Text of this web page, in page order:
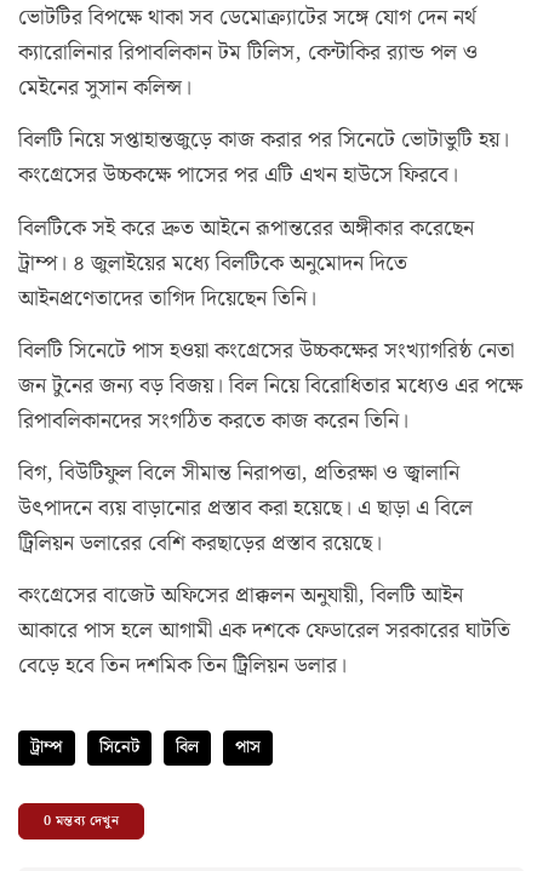
ভোটটির বিপক্ষে থাকা সব ডেমোক্র্যাটের সঙ্গে যোগ দেন নর্থ
ক্যারোলিনার রিপাবলিকান টম টিলিস, কেন্টাকির র‌্যান্ড পল ও
মেইনের সুসান কলিন্স।
বিলটি নিয়ে সপ্তাহান্তজুড়ে কাজ করার পর সিনেটে ভোটাভুটি হয়।
কংগ্রেসের উচ্চকক্ষে পাসের পর এটি এখন হাউসে ফিরবে।
বিলটিকে সই করে দ্রুত আইনে রূপান্তরের অঙ্গীকার করেছেন
ট্রাম্প। ৪ জুলাইয়ের মধ্যে বিলটিকে অনুমোদন দিতে
আইনপ্রণেতাদের তাগিদ দিয়েছেন তিনি।
বিলটি সিনেটে পাস হওয়া কংগ্রেসের উচ্চকক্ষের সংখ্যাগরিষ্ঠ নেতা
জন টুনের জন্য বড় বিজয়। বিল নিয়ে বিরোধিতার মধ্যেও এর পক্ষে
রিপাবলিকানদের সংগঠিত করতে কাজ করেন তিনি।
বিগ, বিউটিফুল বিলে সীমান্ত নিরাপত্তা, প্রতিরক্ষা ও জ্বালানি
উৎপাদনে ব্যয় বাড়ানোর প্রস্তাব করা হয়েছে। এ ছাড়া এ বিলে
ট্রিলিয়ন ডলারের বেশি করছাড়ের প্রস্তাব রয়েছে।
কংগ্রেসের বাজেট অফিসের প্রাক্কলন অনুযায়ী, বিলটি আইন
আকারে পাস হলে আগামী এক দশকে ফেডারেল সরকারের ঘাটতি
বেড়ে হবে তিন দশমিক তিন ট্রিলিয়ন ডলার।
ট্রাম্প সিনেট বিল পাস
0মন্তব্য দেখুন